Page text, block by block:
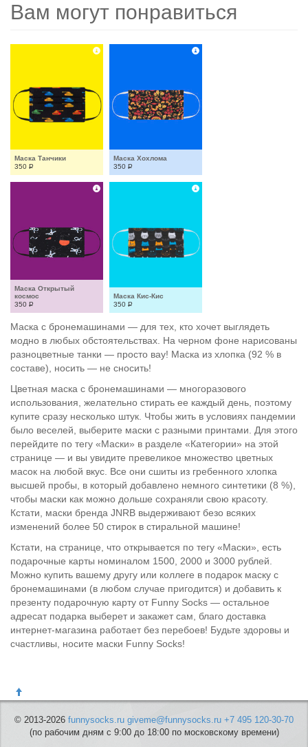
Вам могут понравиться
Маска Танчики
350 Р
Маска Хохлома
350 Р
Маска Открытый
космос
350 Р
Маска Кис-Кис
350 Р
Маска с бронемашинами — для тех, кто хочет выглядеть
модно в любых обстоятельствах. На черном фоне нарисованы
разноцветные танки — просто вау! Маска из хлопка (92 % в
составе), носить — не сносить!
Цветная маска с бронемашинами — многоразового
использования, желательно стирать ее каждый день, поэтому
купите сразу несколько штук. Чтобы жить в условиях пандемии
было веселей, выберите маски с разными принтами. Для этого
перейдите по тегу «Маски» в разделе «Категории» на этой
странице — и вы увидите превеликое множество цветных
масок на любой вкус. Все они сшиты из гребенного хлопка
высшей пробы, в который добавлено немного синтетики (8 %),
чтобы маски как можно дольше сохраняли свою красоту.
Кстати, маски бренда JNRB выдерживают безо всяких
изменений более 50 стирок в стиральной машине!
Кстати, на странице, что открывается по тегу «Маски», есть
подарочные карты номиналом 1500, 2000 и 3000 рублей.
Можно купить вашему другу или коллеге в подарок маску с
бронемашинами (в любом случае пригодится) и добавить к
презенту подарочную карту от Funny Socks — остальное
адресат подарка выберет и закажет сам, благо доставка
интернет-магазина работает без перебоев! Будьте здоровы и
счастливы, носите маски Funny Socks!
© 2013-2026 funnysocks.ru giveme@funnysocks.ru +7 495 120-30-70
(по рабочим дням с 9:00 до 18:00 по московскому времени)